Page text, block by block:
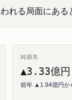
れる局面にある
純損失
▲3.33億円
前年 ▲1.94億円か